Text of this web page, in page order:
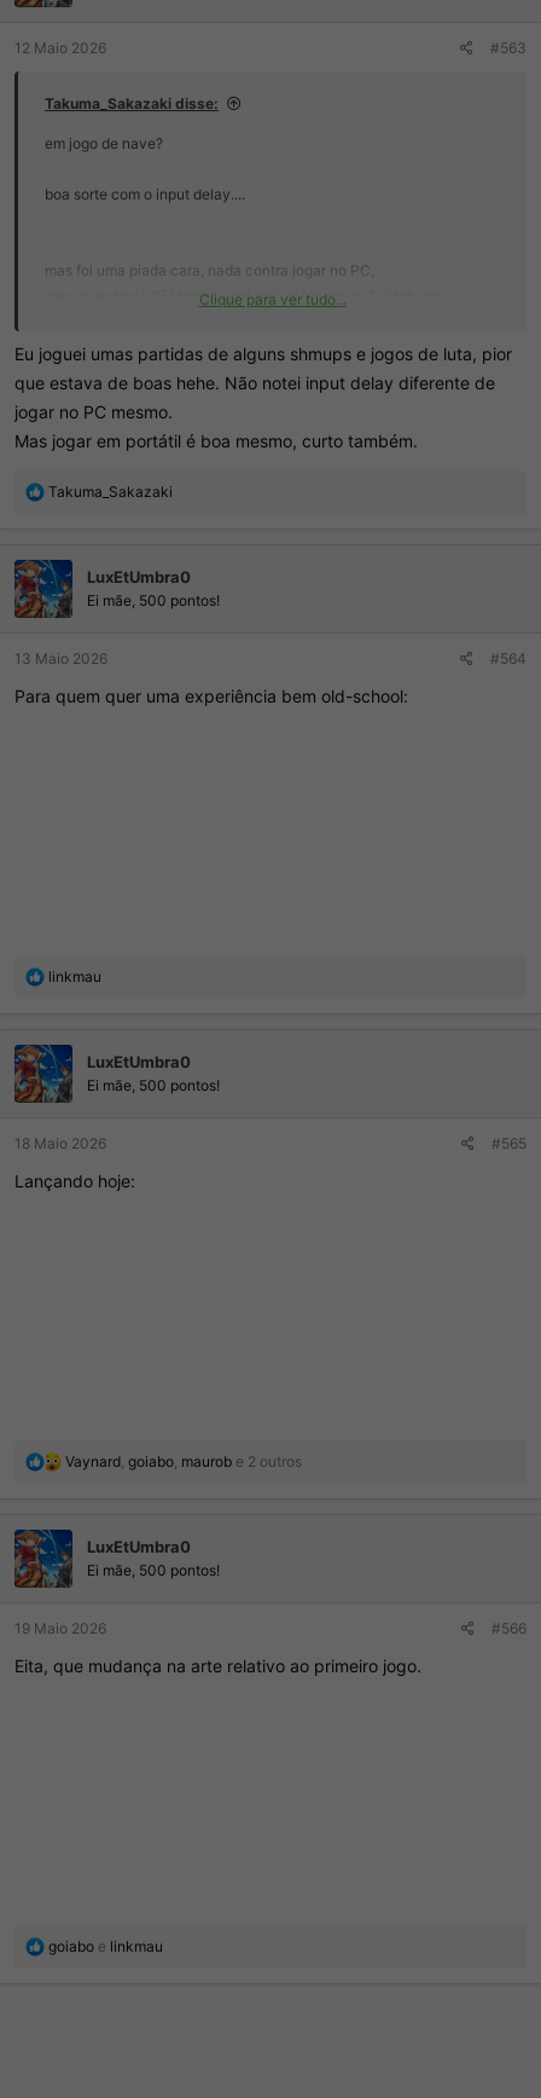
s
12 Maio 2026 #563
Takuma_Sakazaki disse:
em jogo de nave?
boa sorte com o input delay....
mas foi uma piada cara, nada contra jogar no PC,
mas eu acharia BEM mais confortável ter ele no Switch, por
alias, esse jogo parece SER FEITO pro Switch...
Clique para ver tudo...
Eu joguei umas partidas de alguns shmups e jogos de luta, pior
que estava de boas hehe. Não notei input delay diferente de
jogar no PC mesmo.
Mas jogar em portátil é boa mesmo, curto também.
R
ç
õ
e
s
Takuma_Sakazaki
LuxEtUmbra0
Ei mãe, 500 pontos!
13 Maio 2026 #564
Para quem quer uma experiência bem old-school:
R
ç
õ
e
s
linkmau
LuxEtUmbra0
Ei mãe, 500 pontos!
18 Maio 2026 #565
Lançando hoje:
R
ç
õ
e
s
Vaynard, goiabo, maurob e 2 outros
LuxEtUmbra0
Ei mãe, 500 pontos!
19 Maio 2026 #566
Eita, que mudança na arte relativo ao primeiro jogo.
R
goiabo e linkmau